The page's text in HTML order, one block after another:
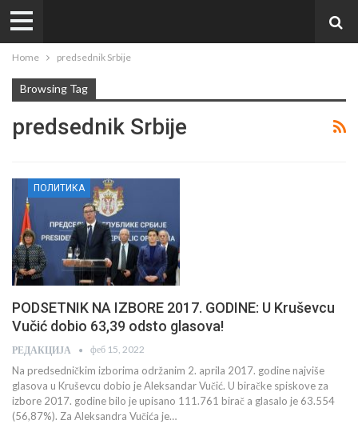
Home predsednik Srbije
Browsing Tag
predsednik Srbije
ПОЛИТИКА
PODSETNIK NA IZBORE 2017. GODINE: U Kruševcu
Vučić dobio 63,39 odsto glasova!
РЕДАКЦИЈА феб 15, 2022
Na predsedničkim izborima održanim 2. aprila 2017. godine najviše
glasova u Kruševcu dobio je Aleksandar Vučić. U biračke spiskove za
izbore 2017. godine bilo je upisano 111.761 birač a glasalo je 63.554
(56,87%). Za Aleksandra Vučića je…